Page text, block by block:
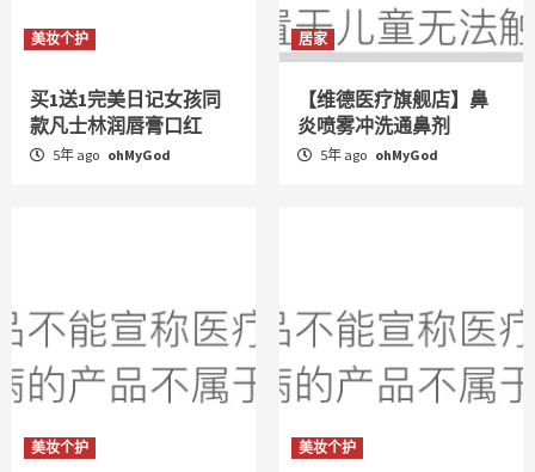
美妆个护
买1送1完美日记女孩同
款凡士林润唇膏口红
5年 ago ohMyGod
居家
【维德医疗旗舰店】鼻
炎喷雾冲洗通鼻剂
5年 ago ohMyGod
美妆个护 美妆个护